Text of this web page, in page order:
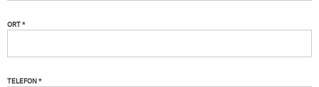
ORT *
TELEFON *